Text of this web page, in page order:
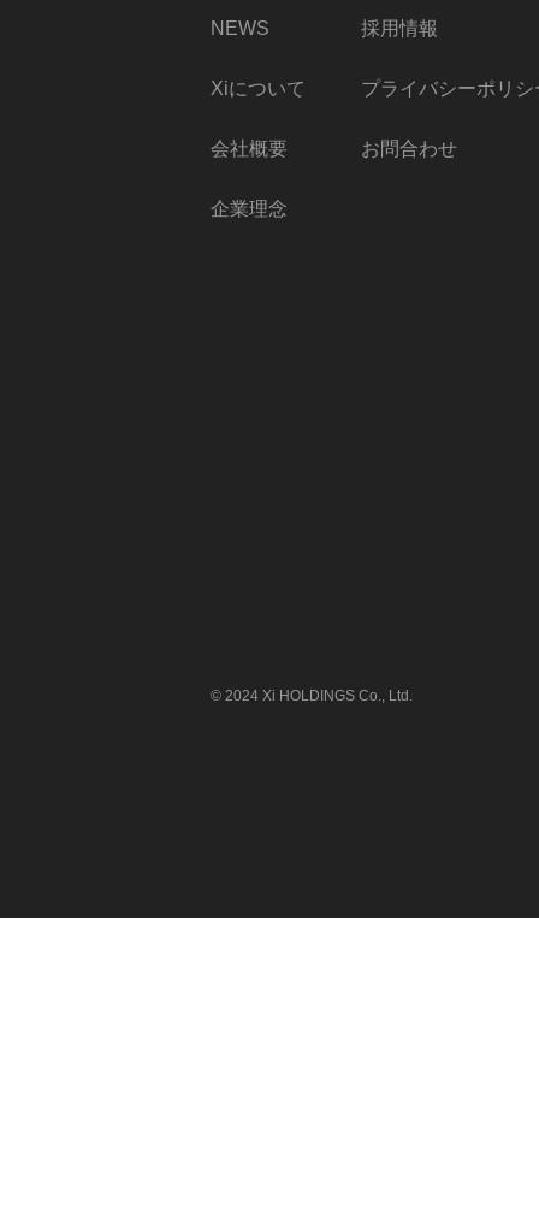
NEWS
Xiについて
会社概要
企業理念
採用情報
プライバシーポリシ
お問合わせ
© 2024 Xi HOLDINGS Co., Ltd.